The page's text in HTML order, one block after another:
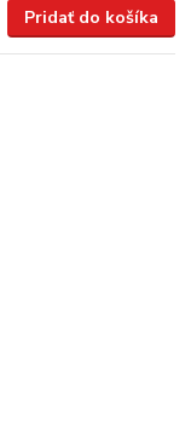
Pridať do košíka